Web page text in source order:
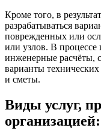
Кроме того, в
разрабатываться
поврежденных или
или узлов. В процессе
инженерные расчёты,
варианты
и сметы.
Виды услуг,
организацией: